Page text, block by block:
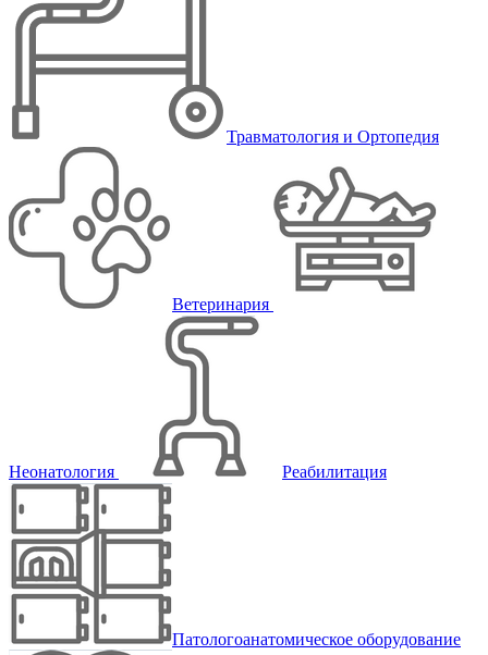
Травматология и Ортопедия
Ветеринария
Неонатология Реабилитация
Патологоанатомическое оборудование